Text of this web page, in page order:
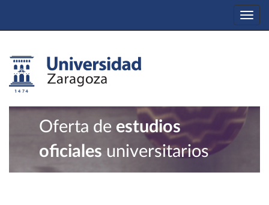
Oferta de estudios
oficiales universitarios